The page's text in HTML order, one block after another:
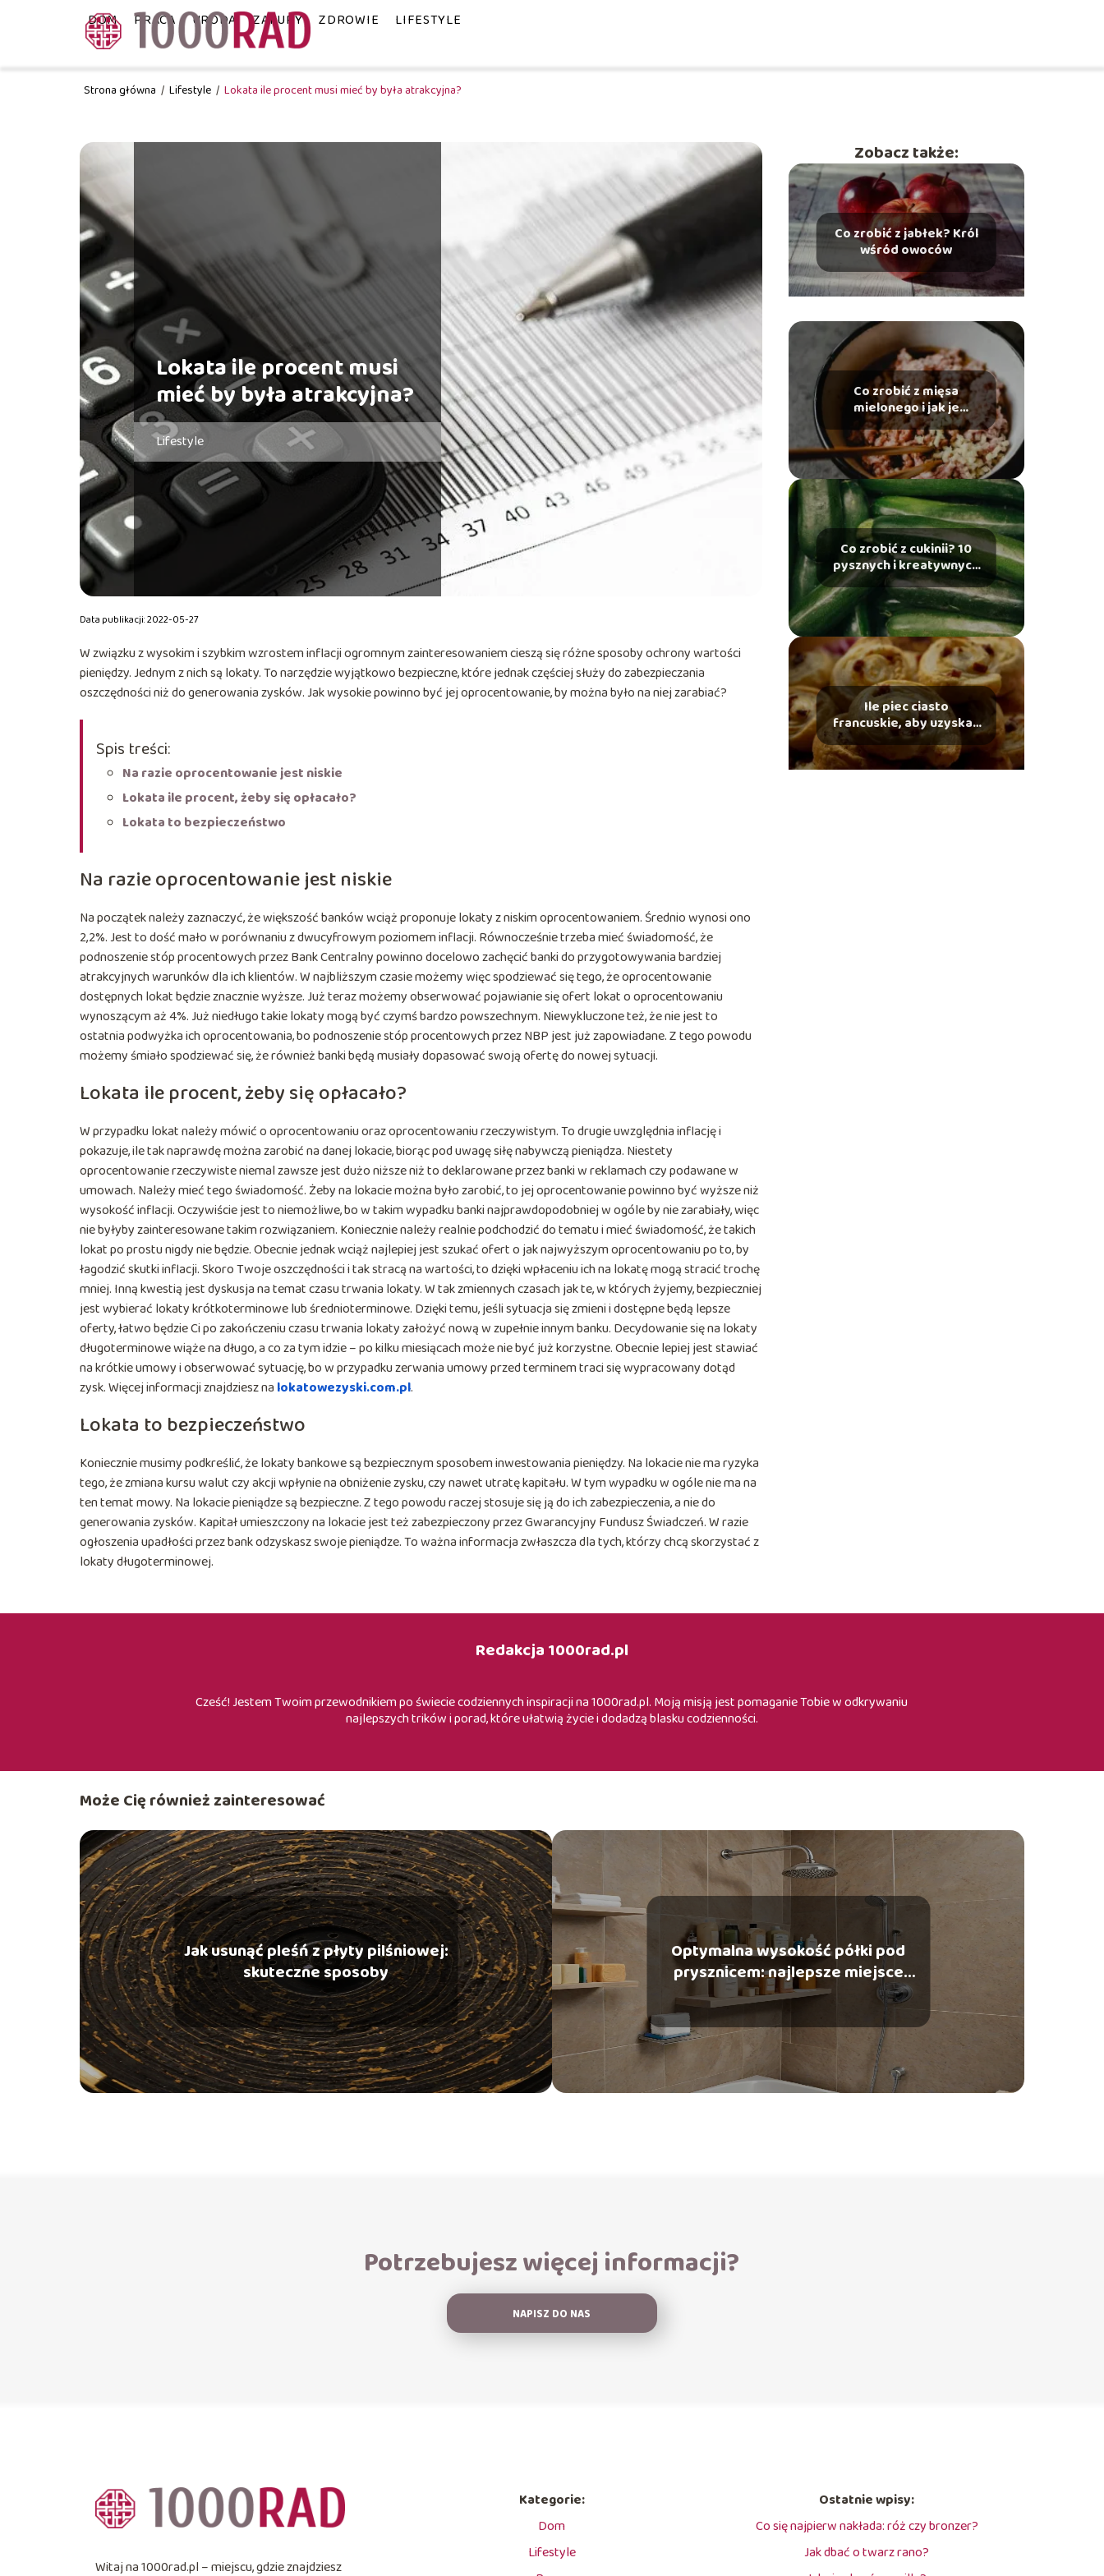
DOM PRACA URODA ZAKUPY ZDROWIE LIFESTYLE
Strona główna / Lifestyle / Lokata ile procent musi mieć by była atrakcyjna?
Lokata ile procent musi
mieć by była atrakcyjna?
Lifestyle
Data publikacji: 2022-05-27
W związku z wysokim i szybkim wzrostem inflacji ogromnym zainteresowaniem cieszą się różne sposoby ochrony wartości
pieniędzy. Jednym z nich są lokaty. To narzędzie wyjątkowo bezpieczne, które jednak częściej służy do zabezpieczania
oszczędności niż do generowania zysków. Jak wysokie powinno być jej oprocentowanie, by można było na niej zarabiać?
Spis treści:
Na razie oprocentowanie jest niskie
Lokata ile procent, żeby się opłacało?
Lokata to bezpieczeństwo
Na razie oprocentowanie jest niskie
Na początek należy zaznaczyć, że większość banków wciąż proponuje lokaty z niskim oprocentowaniem. Średnio wynosi ono
2,2%. Jest to dość mało w porównaniu z dwucyfrowym poziomem inflacji. Równocześnie trzeba mieć świadomość, że
podnoszenie stóp procentowych przez Bank Centralny powinno docelowo zachęcić banki do przygotowywania bardziej
atrakcyjnych warunków dla ich klientów. W najbliższym czasie możemy więc spodziewać się tego, że oprocentowanie
dostępnych lokat będzie znacznie wyższe. Już teraz możemy obserwować pojawianie się ofert lokat o oprocentowaniu
wynoszącym aż 4%. Już niedługo takie lokaty mogą być czymś bardzo powszechnym. Niewykluczone też, że nie jest to
ostatnia podwyżka ich oprocentowania, bo podnoszenie stóp procentowych przez NBP jest już zapowiadane. Z tego powodu
możemy śmiało spodziewać się, że również banki będą musiały dopasować swoją ofertę do nowej sytuacji.
Lokata ile procent, żeby się opłacało?
W przypadku lokat należy mówić o oprocentowaniu oraz oprocentowaniu rzeczywistym. To drugie uwzględnia inflację i
pokazuje, ile tak naprawdę można zarobić na danej lokacie, biorąc pod uwagę siłę nabywczą pieniądza. Niestety
oprocentowanie rzeczywiste niemal zawsze jest dużo niższe niż to deklarowane przez banki w reklamach czy podawane w
umowach. Należy mieć tego świadomość. Żeby na lokacie można było zarobić, to jej oprocentowanie powinno być wyższe niż
wysokość inflacji. Oczywiście jest to niemożliwe, bo w takim wypadku banki najprawdopodobniej w ogóle by nie zarabiały, więc
nie byłyby zainteresowane takim rozwiązaniem. Koniecznie należy realnie podchodzić do tematu i mieć świadomość, że takich
lokat po prostu nigdy nie będzie. Obecnie jednak wciąż najlepiej jest szukać ofert o jak najwyższym oprocentowaniu po to, by
łagodzić skutki inflacji. Skoro Twoje oszczędności i tak stracą na wartości, to dzięki wpłaceniu ich na lokatę mogą stracić trochę
mniej. Inną kwestią jest dyskusja na temat czasu trwania lokaty. W tak zmiennych czasach jak te, w których żyjemy, bezpieczniej
jest wybierać lokaty krótkoterminowe lub średnioterminowe. Dzięki temu, jeśli sytuacja się zmieni i dostępne będą lepsze
oferty, łatwo będzie Ci po zakończeniu czasu trwania lokaty założyć nową w zupełnie innym banku. Decydowanie się na lokaty
długoterminowe wiąże na długo, a co za tym idzie – po kilku miesiącach może nie być już korzystne. Obecnie lepiej jest stawiać
na krótkie umowy i obserwować sytuację, bo w przypadku zerwania umowy przed terminem traci się wypracowany dotąd
zysk. Więcej informacji znajdziesz na lokatowezyski.com.pl.
Lokata to bezpieczeństwo
Koniecznie musimy podkreślić, że lokaty bankowe są bezpiecznym sposobem inwestowania pieniędzy. Na lokacie nie ma ryzyka
tego, że zmiana kursu walut czy akcji wpłynie na obniżenie zysku, czy nawet utratę kapitału. W tym wypadku w ogóle nie ma na
ten temat mowy. Na lokacie pieniądze są bezpieczne. Z tego powodu raczej stosuje się ją do ich zabezpieczenia, a nie do
generowania zysków. Kapitał umieszczony na lokacie jest też zabezpieczony przez Gwarancyjny Fundusz Świadczeń. W razie
ogłoszenia upadłości przez bank odzyskasz swoje pieniądze. To ważna informacja zwłaszcza dla tych, którzy chcą skorzystać z
lokaty długoterminowej.
Zobacz także:
Co zrobić z jabłek? Król
wśród owoców
Co zrobić z mięsa
mielonego i jak je
przygotować?
Co zrobić z cukinii? 10
pysznych i kreatywnych
przepisów
Ile piec ciasto
francuskie, aby uzyskać
idealną chrupkość?
Redakcja 1000rad.pl
Cześć! Jestem Twoim przewodnikiem po świecie codziennych inspiracji na 1000rad.pl. Moją misją jest pomaganie Tobie w odkrywaniu
najlepszych trików i porad, które ułatwią życie i dodadzą blasku codzienności.
Może Cię również zainteresować
Jak usunąć pleśń z płyty pilśniowej:
skuteczne sposoby
Optymalna wysokość półki pod
prysznicem: najlepsze miejsce
montażu
Potrzebujesz więcej informacji?
NAPISZ DO NAS
Witaj na 1000rad.pl – miejscu, gdzie znajdziesz
Kategorie:
Dom
Lifestyle
Ostatnie wpisy:
Co się najpierw nakłada: róż czy bronzer?
Jak dbać o twarz rano?